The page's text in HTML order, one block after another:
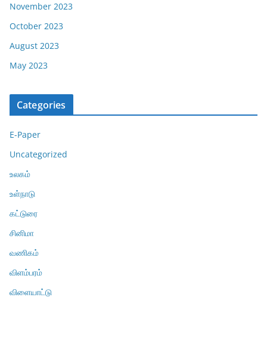
November 2023
October 2023
August 2023
May 2023
Categories
E-Paper
Uncategorized
உலகம்
உள்நாடு
கட்டுரை
சினிமா
வணிகம்
விளம்பரம்
விளையாட்டு